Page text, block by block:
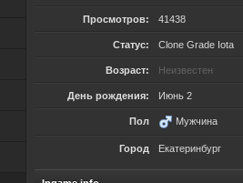
Просмотров: 41438
Статус: Clone Grade Iota
Возраст: Неизвестен
День рождения: Июнь 2
Пол Мужчина
Город Екатеринбург